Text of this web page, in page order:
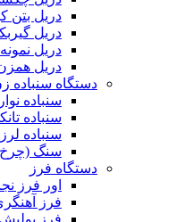
دریل بتن
دریل
دریل
دریل
دستگاه سنباده
سنباده
سنباده
سنباده
سنگ
دستگاه فرز
اور فرز
فرز